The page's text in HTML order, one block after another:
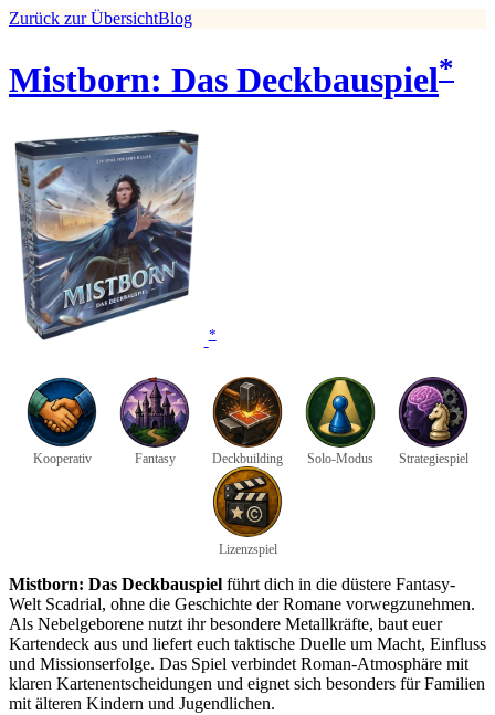
Zurück zur ÜbersichtBlog
Mistborn: Das Deckbauspiel*
*
Kooperativ Fantasy Deckbuilding Solo-Modus Strategiespiel
Lizenzspiel
Mistborn: Das Deckbauspiel führt dich in die düstere Fantasy-
Welt Scadrial, ohne die Geschichte der Romane vorwegzunehmen.
Als Nebelgeborene nutzt ihr besondere Metallkräfte, baut euer
Kartendeck aus und liefert euch taktische Duelle um Macht, Einfluss
und Missionserfolge. Das Spiel verbindet Roman-Atmosphäre mit
klaren Kartenentscheidungen und eignet sich besonders für Familien
mit älteren Kindern und Jugendlichen.